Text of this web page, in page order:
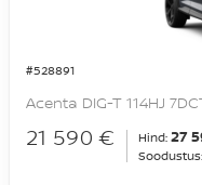
#528891
Acenta DIG-T 114HJ
21 590 € Hind: 27
Soodustus: